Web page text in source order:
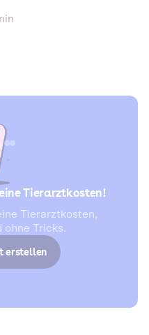
Tierarztkosten!
Tierarztkosten,
ohne Tricks.
erstellen